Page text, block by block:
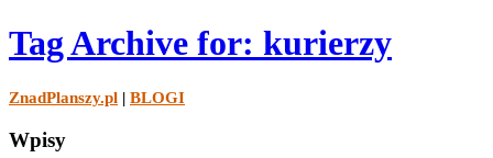
Tag Archive for: kurierzy
ZnadPlanszy.pl | BLOGI
Wpisy